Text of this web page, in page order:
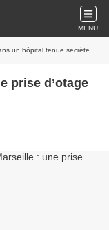
MENU
un hôpital tenue secrète
prise d’otage